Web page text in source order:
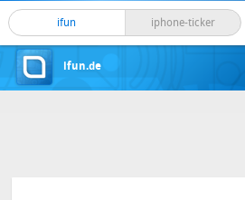
ifun iphone-ticker
ifun.de